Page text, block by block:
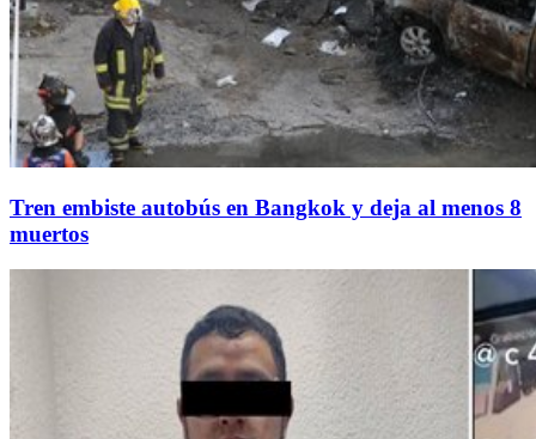
Tren embiste autobús en Bangkok y deja al menos 8
muertos